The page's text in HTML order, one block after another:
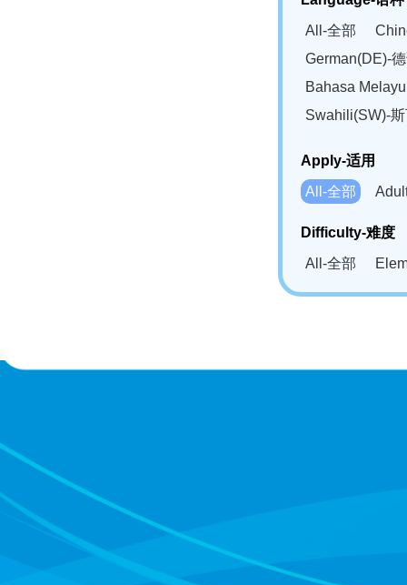
All-全部
German(DE)-
Bahasa
Swahili(SW)-
Apply-适用
All-全部
Difficulty-难度
All-全部